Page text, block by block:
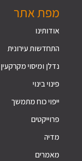
מפת אתר
אודותינו
התחדשות עירונית
נדלן ומיסוי מקרקעין
פינוי בינוי
ייפוי כוח מתמשך
פרוייקטים
מדיה
מאמרים